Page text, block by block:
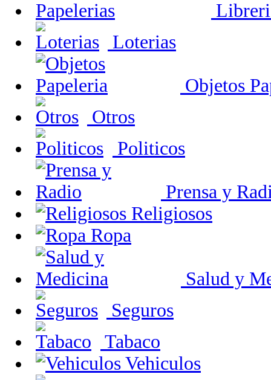
Loterias
Objetos
Otros
Politicos
Prensa y
Religiosos
Ropa
Salud y
Seguros
Tabaco
Vehiculos